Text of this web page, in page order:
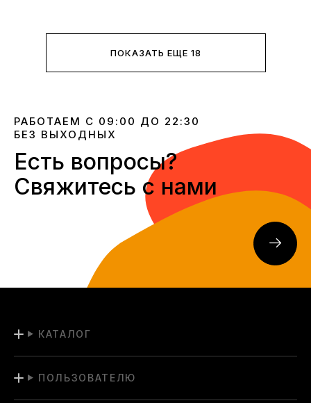
ПОКАЗАТЬ ЕЩЕ 18
РАБОТАЕМ С 09:00 ДО 22:30
БЕЗ ВЫХОДНЫХ
Есть вопросы?
Свяжитесь с нами
КАТАЛОГ
ПОЛЬЗОВАТЕЛЮ